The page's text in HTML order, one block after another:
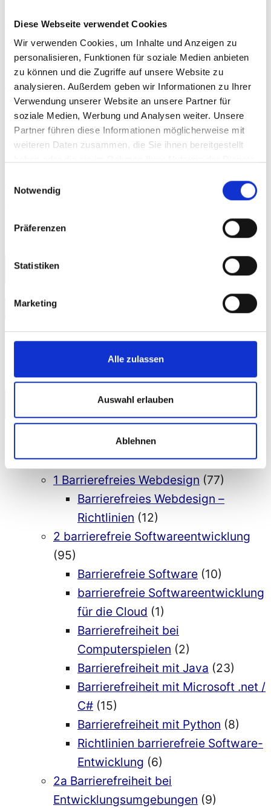
Diese Webseite verwendet Cookies
Wir verwenden Cookies, um Inhalte und Anzeigen zu
personalisieren, Funktionen für soziale Medien anbieten
zu können und die Zugriffe auf unsere Website zu
analysieren. Außerdem geben wir Informationen zu Ihrer
Verwendung unserer Website an unsere Partner für
soziale Medien, Werbung und Analysen weiter. Unsere
Partner führen diese Informationen möglicherweise mit
weiteren Daten zusammen, die Sie ihnen bereitgestellt
Notwendig
Präferenzen
Statistiken
Marketing
Alle zulassen
Auswahl erlauben
Ablehnen
„eierlegenden Wollmilchsau“ überzeugen zu
lassen. Eine kurze Probefahrt reicht aus unserer
Erfahrung bei Weitem nicht aus, um das
Potentialder GS zu erkennen. Alle unsere
Fahrzeuge verfügen über ABS, Koffersystem
und bei Bedarf auch Navigationsgeräte. Einfach
vorbeikommen, aufsteigen und ab in die Berge
oder sonstige ferne Länder. Infos unterrent a
Motorrad mieten
rent-a-boxer.
Suche
Suchen
Kategorien
2 Barrierefreiheit, Accessibility(564)
1 Barrierefreies Webdesign (77)
Barrierefreies Webdesign –
Richtlinien (12)
2 barrierefreie Softwareentwicklung
(95)
Barrierefreie Software (10)
barrierefreie Softwareentwicklung
für die Cloud (1)
Barrierefreiheit bei
Computerspielen (2)
Barrierefreiheit mit Java (23)
Barrierefreiheit mit Microsoft .net /
C# (15)
Barrierefreiheit mit Python (8)
Richtlinien barrierefreie Software-
Entwicklung (6)
2a Barrierefreiheit bei
Entwicklungsumgebungen (9)